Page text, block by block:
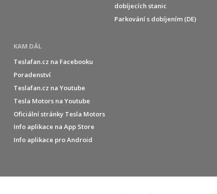
dobíjecích stanic
Parkování s dobíjením (DE)
KAM DÁL
Teslafan.cz na Facebooku
Poradenství
Teslafan.cz na Youtube
Tesla Motors na Youtube
Oficiální stránky Tesla Motors
Info aplikace na App Store
Info aplikace pro Android